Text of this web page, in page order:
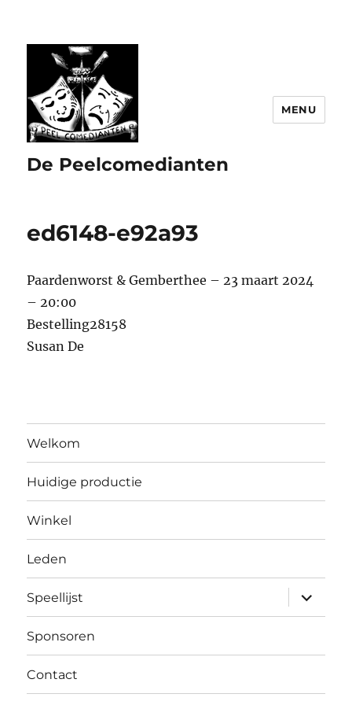
De Peelcomedianten
MENU
ed6148-e92a93
Paardenworst & Gemberthee – 23 maart 2024
– 20:00
Bestelling28158
Susan De
Welkom
Huidige productie
Winkel
Leden
Speellijst
Sponsoren
Contact